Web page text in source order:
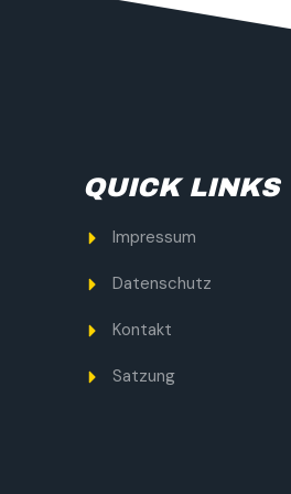
QUICK LINKS
Impressum
Datenschutz
Kontakt
Satzung